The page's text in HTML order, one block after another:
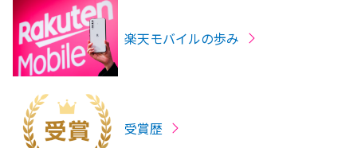
楽天モバイルの歩み
受賞歴